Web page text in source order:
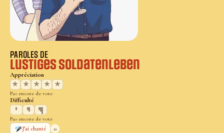
PAROLES DE
Lustiges Soldatenleben
Appréciation
★
★ ★ ★ ★
Pas encore de vote
Difficulté
Pas encore de vote
J’ai chanté
0